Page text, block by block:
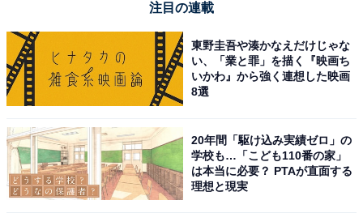
注目の連載
東野圭吾や湊かなえだけじゃな
い、「業と罪」を描く『映画ち
いかわ』から強く連想した映画
8選
20年間「駆け込み実績ゼロ」の
学校も…「こども110番の家」
は本当に必要？ PTAが直面する
理想と現実